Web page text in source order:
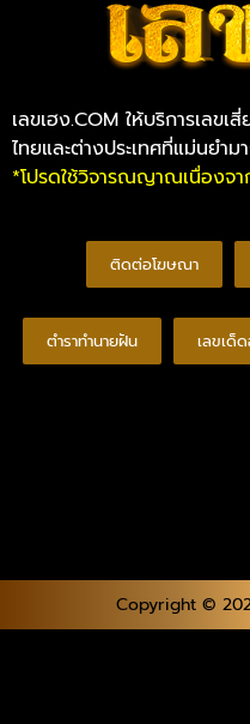
เลขเฮง.COM ให้บริการเลข
ไทยและต่างประเทศที่แม่นยำม
*โปรดใช้วิจารณญาณเนื่องจา
ติดต่อโฆษณา
ตำราทำนายฝัน เลขเด็
Copyright ©